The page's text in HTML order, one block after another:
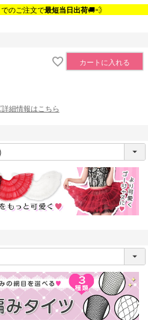
のご注文で最短当日出荷🚚💨
カートに入れる
細情報はこちら